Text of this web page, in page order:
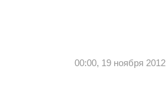
00:00, 19 ноября 2012